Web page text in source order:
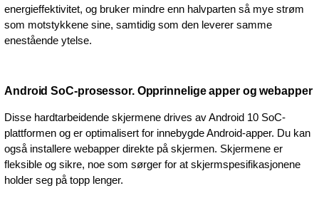
energieffektivitet, og bruker mindre enn halvparten så mye strøm
som motstykkene sine, samtidig som den leverer samme
enestående ytelse.
Android SoC-prosessor. Opprinnelige apper og webapper
Disse hardtarbeidende skjermene drives av Android 10 SoC-
plattformen og er optimalisert for innebygde Android-apper. Du kan
også installere webapper direkte på skjermen. Skjermene er
fleksible og sikre, noe som sørger for at skjermspesifikasjonene
holder seg på topp lenger.